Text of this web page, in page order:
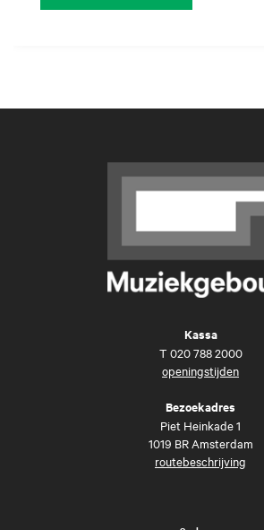
Kassa
T 020 788 2000
openingstijden
Bezoekadres
Piet Heinkade 1
1019 BR Amsterdam
routebeschrijving